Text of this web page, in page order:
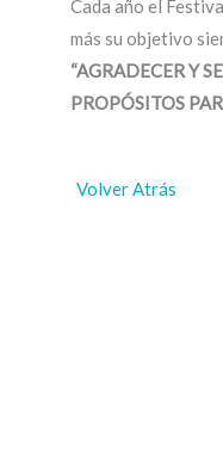
Cada año el
más su objetivo
“AGRADECER Y
PROPÓSITOS
Volver Atrás